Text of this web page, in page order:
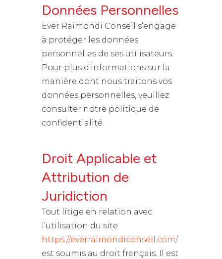
Données Personnelles
Ever Raimondi Conseil s’engage
à protéger les données
personnelles de ses utilisateurs.
Pour plus d’informations sur la
manière dont nous traitons vos
données personnelles, veuillez
consulter notre politique de
confidentialité.
Droit Applicable et
Attribution de
Juridiction
Tout litige en relation avec
l’utilisation du site
https://everraimondiconseil.com/
est soumis au droit français. Il est